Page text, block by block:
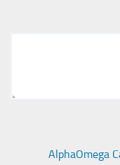
AlphaOmega